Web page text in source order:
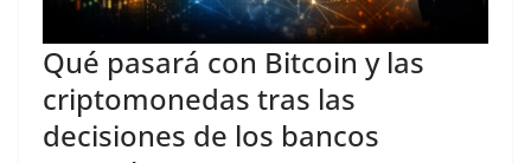
Qué pasará con Bitcoin y las
criptomonedas tras las
decisiones de los bancos